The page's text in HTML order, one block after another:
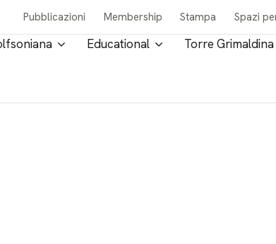
Pubblicazioni Membership Stampa Spazi
Educational Torre Grimaldina